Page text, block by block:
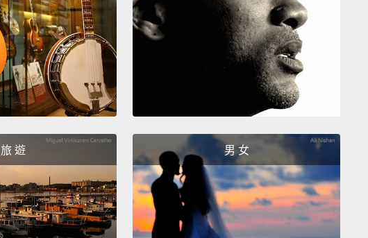
different ideas. A semicolon's job is to reunite two
independent clauses that will benefit from one another's
company
because they refer to the same thing.
但儘管用分號好處多多，分號也不是到哪都合適。有兩個掌管
分號用法的主要規則：首先，除非它們是被用在列表內，不然
會在這裡用分號。分號對我來說一度曾是一個很難理解的事
物；我非常樂意來一塊三明治。在這裡，用句號會比較好，因
為這是兩個完全不一樣的想法。分號的工作是連接起會因另一
句的陪伴獲得好處的兩個獨立子句，因為它們提到相同事物。
旅 遊 男 女